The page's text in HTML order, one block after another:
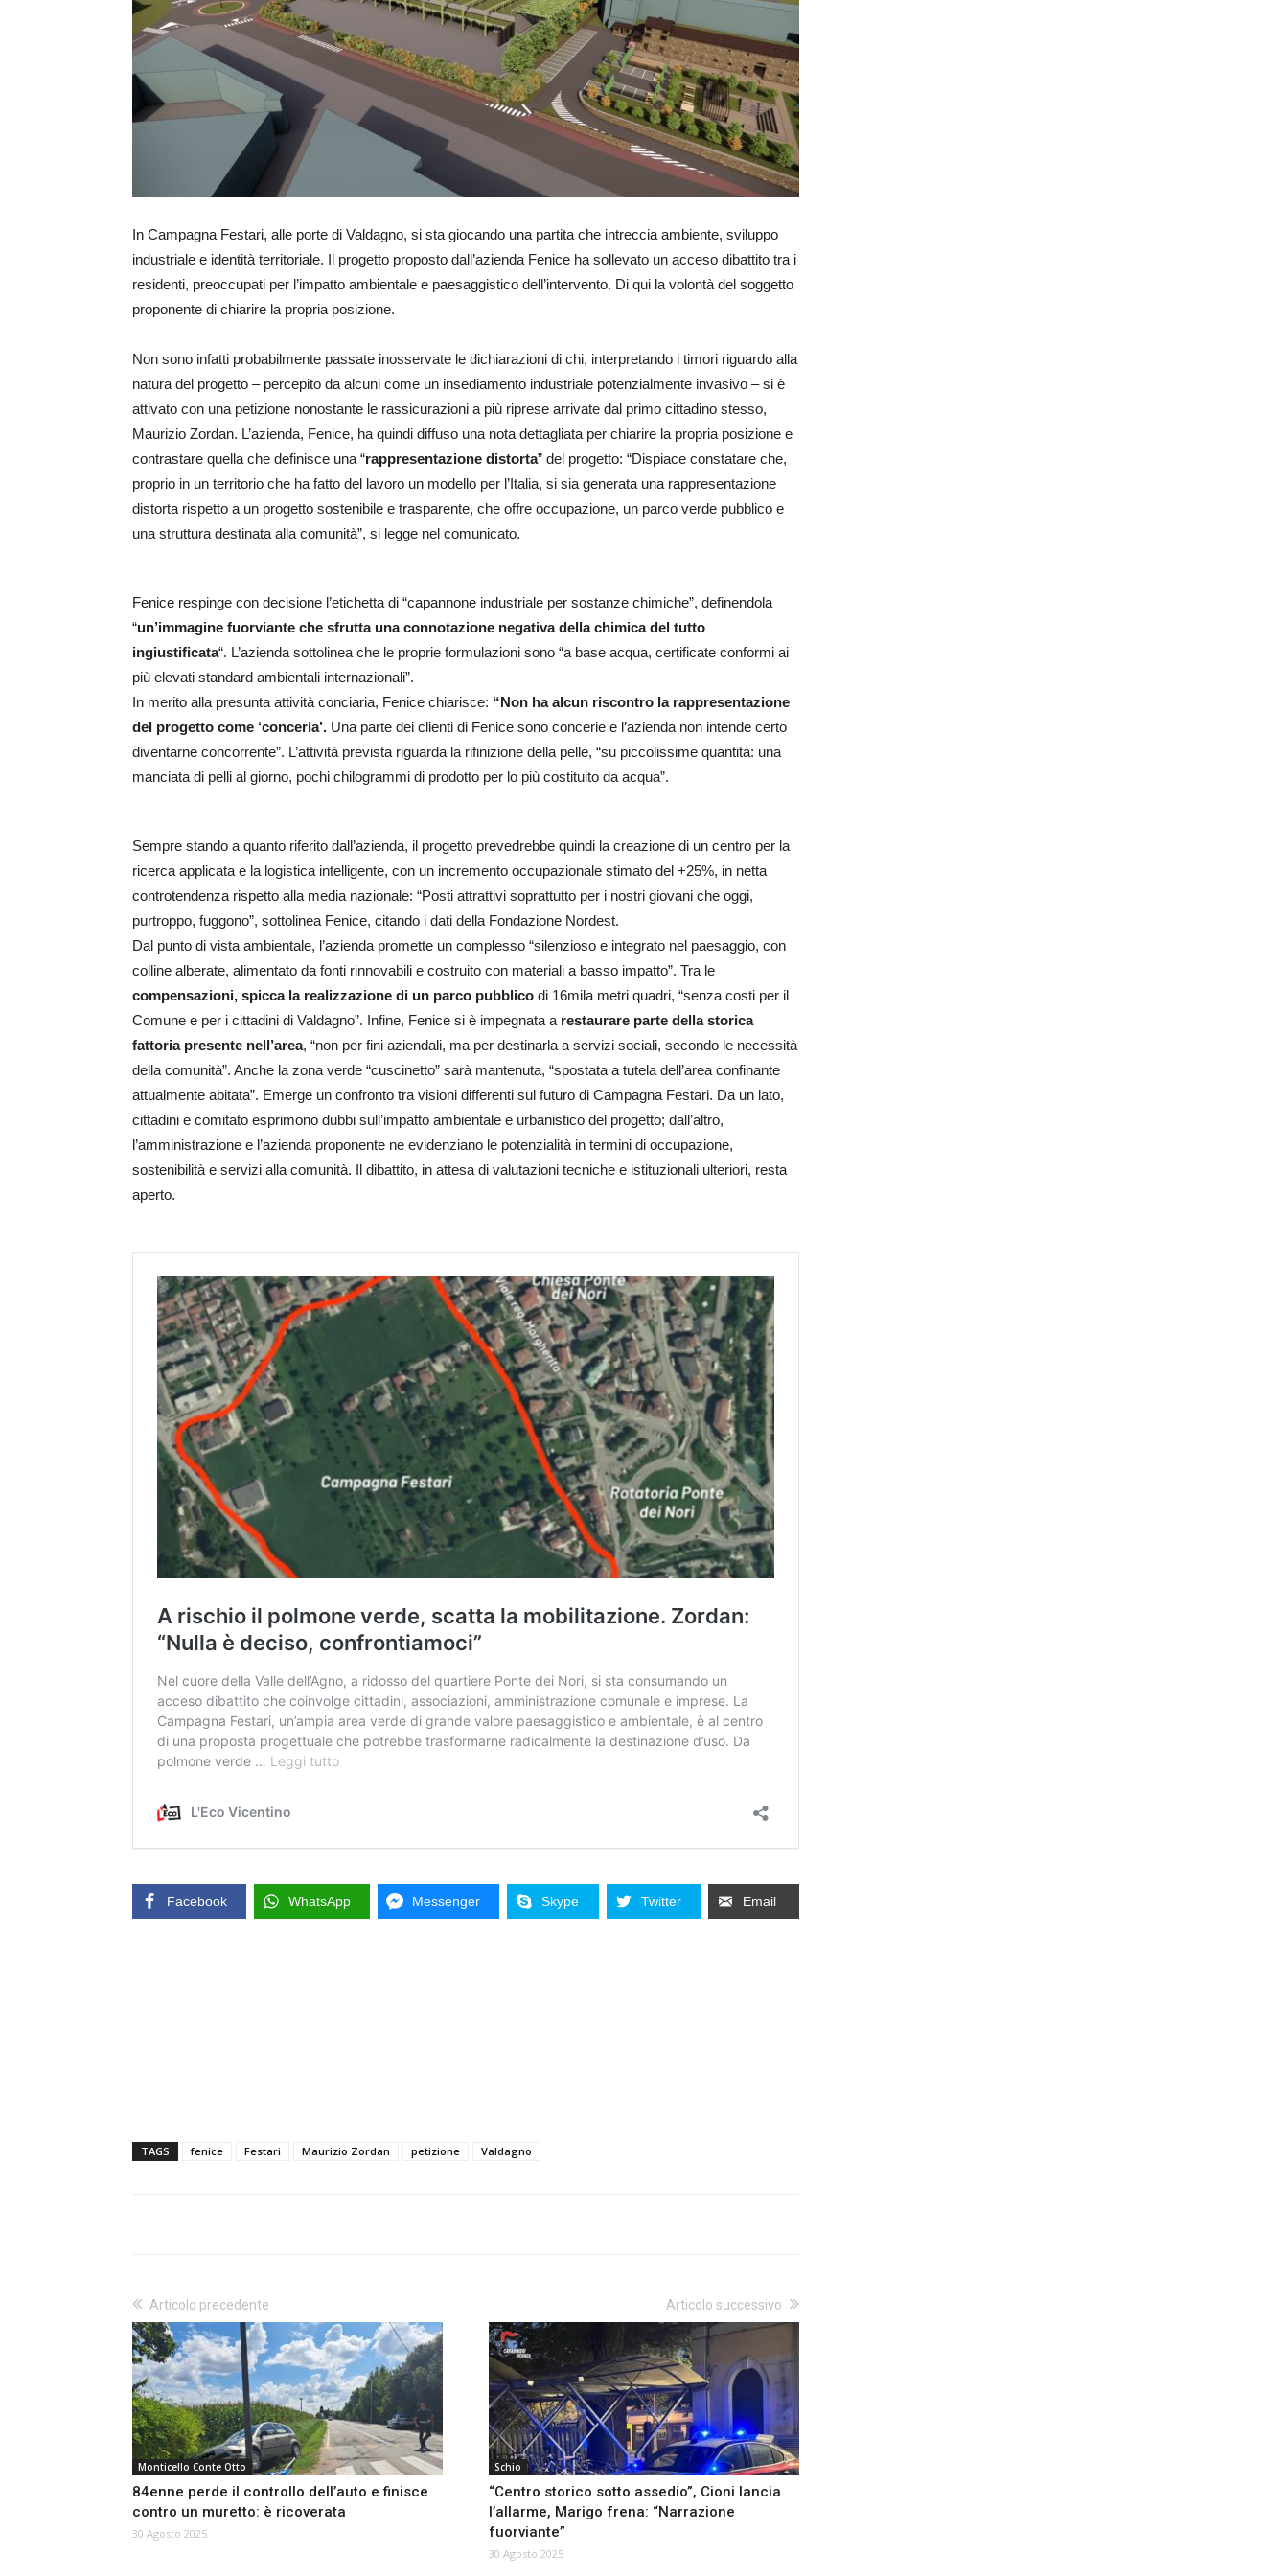
In Campagna Festari, alle porte di Valdagno, si sta giocando una partita che intreccia ambiente, sviluppo
industriale e identità territoriale. Il progetto proposto dall’azienda Fenice ha sollevato un acceso dibattito tra i
residenti, preoccupati per l’impatto ambientale e paesaggistico dell’intervento. Di qui la volontà del soggetto
proponente di chiarire la propria posizione.
Non sono infatti probabilmente passate inosservate le dichiarazioni di chi, interpretando i timori riguardo alla
natura del progetto – percepito da alcuni come un insediamento industriale potenzialmente invasivo – si è
attivato con una petizione nonostante le rassicurazioni a più riprese arrivate dal primo cittadino stesso,
Maurizio Zordan. L’azienda, Fenice, ha quindi diffuso una nota dettagliata per chiarire la propria posizione e
contrastare quella che definisce una “rappresentazione distorta” del progetto: “Dispiace constatare che,
proprio in un territorio che ha fatto del lavoro un modello per l’Italia, si sia generata una rappresentazione
distorta rispetto a un progetto sostenibile e trasparente, che offre occupazione, un parco verde pubblico e
una struttura destinata alla comunità”, si legge nel comunicato.
Fenice respinge con decisione l’etichetta di “capannone industriale per sostanze chimiche”, definendola
“un’immagine fuorviante che sfrutta una connotazione negativa della chimica del tutto
ingiustificata“. L’azienda sottolinea che le proprie formulazioni sono “a base acqua, certificate conformi ai
più elevati standard ambientali internazionali”.
In merito alla presunta attività conciaria, Fenice chiarisce: “Non ha alcun riscontro la rappresentazione
del progetto come ‘conceria’. Una parte dei clienti di Fenice sono concerie e l’azienda non intende certo
diventarne concorrente”. L’attività prevista riguarda la rifinizione della pelle, “su piccolissime quantità: una
manciata di pelli al giorno, pochi chilogrammi di prodotto per lo più costituito da acqua”.
Sempre stando a quanto riferito dall’azienda, il progetto prevedrebbe quindi la creazione di un centro per la
ricerca applicata e la logistica intelligente, con un incremento occupazionale stimato del +25%, in netta
controtendenza rispetto alla media nazionale: “Posti attrattivi soprattutto per i nostri giovani che oggi,
purtroppo, fuggono”, sottolinea Fenice, citando i dati della Fondazione Nordest.
Dal punto di vista ambientale, l’azienda promette un complesso “silenzioso e integrato nel paesaggio, con
colline alberate, alimentato da fonti rinnovabili e costruito con materiali a basso impatto”. Tra le
compensazioni, spicca la realizzazione di un parco pubblico di 16mila metri quadri, “senza costi per il
Comune e per i cittadini di Valdagno”. Infine, Fenice si è impegnata a restaurare parte della storica
fattoria presente nell’area, “non per fini aziendali, ma per destinarla a servizi sociali, secondo le necessità
della comunità”. Anche la zona verde “cuscinetto” sarà mantenuta, “spostata a tutela dell’area confinante
attualmente abitata”. Emerge un confronto tra visioni differenti sul futuro di Campagna Festari. Da un lato,
cittadini e comitato esprimono dubbi sull’impatto ambientale e urbanistico del progetto; dall’altro,
l’amministrazione e l’azienda proponente ne evidenziano le potenzialità in termini di occupazione,
sostenibilità e servizi alla comunità. Il dibattito, in attesa di valutazioni tecniche e istituzionali ulteriori, resta
aperto.
Facebook WhatsApp Messenger Skype Twitter Email
TAGS fenice Festari Maurizio Zordan petizione Valdagno
Articolo precedente
Monticello Conte Otto
84enne perde il controllo dell’auto e finisce
contro un muretto: è ricoverata
30 Agosto 2025
Articolo successivo
Schio
“Centro storico sotto assedio”, Cioni lancia
l’allarme, Marigo frena: “Narrazione
fuorviante”
30 Agosto 2025